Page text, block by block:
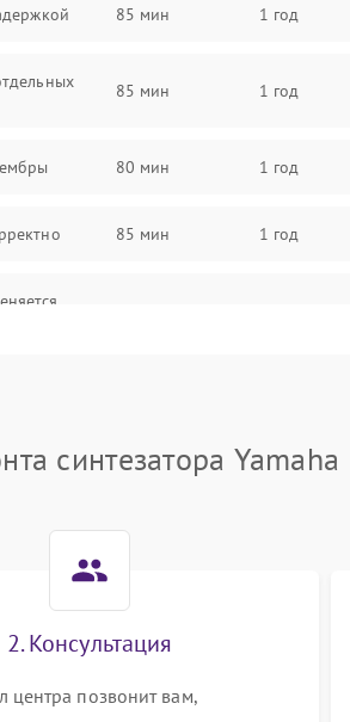
85 мин 1 год
85 мин 1 год
80 мин 1 год
85 мин 1 год
синтезатора Yamaha
2. Консультация
центра позвонит вам,